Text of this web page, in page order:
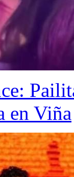
en Viña